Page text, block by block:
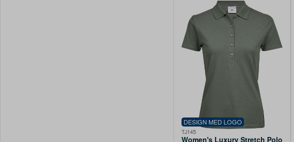
DESIGN MED LOGO
TJ145
Women's Luxury Stretch Polo